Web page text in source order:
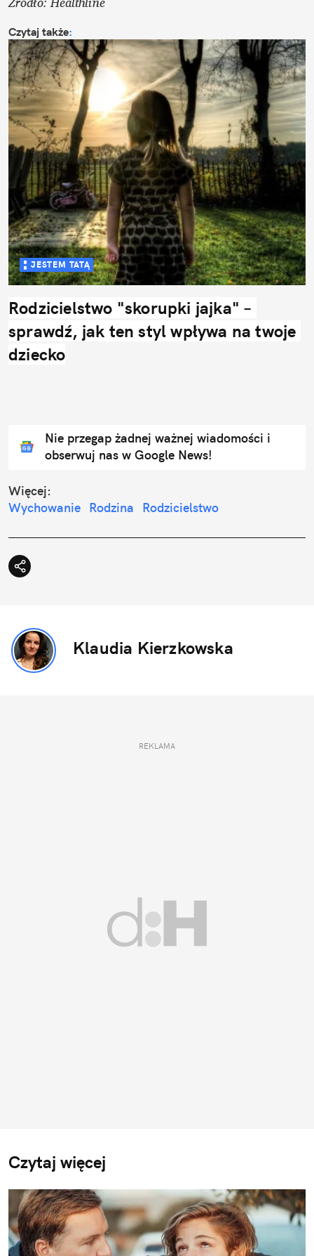
Czytaj także:
JESTEM TATĄ
Rodzicielstwo "skorupki jajka" –
sprawdź, jak ten styl wpływa na twoje
dziecko
Nie przegap żadnej ważnej wiadomości i
obserwuj nas w Google News!
Więcej:
Wychowanie Rodzina Rodzicielstwo
Klaudia Kierzkowska
REKLAMA
Czytaj więcej